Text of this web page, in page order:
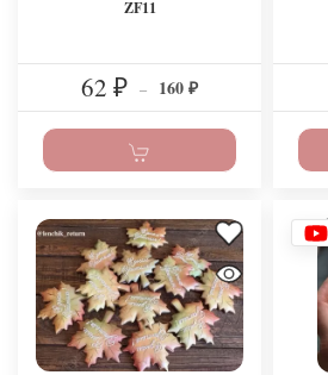
ZF11
62 ₽ – 160 ₽